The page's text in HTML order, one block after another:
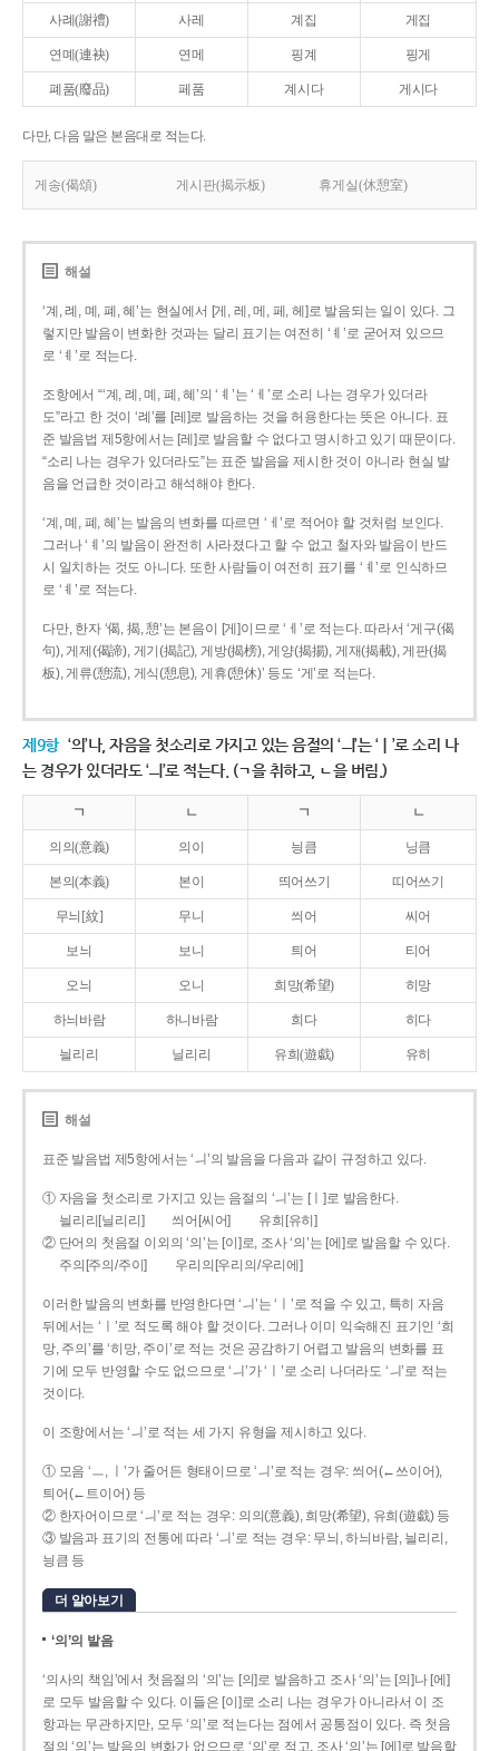
사례(謝禮) 사레 계집 게집
연몌(連袂) 연메 핑계 핑게
폐품(廢品) 페품 계시다 게시다
다만, 다음 말은 본음대로 적는다.
게송(偈頌) 게시판(揭示板) 휴게실(休憩室)
해설
‘계, 례, 몌, 폐, 혜’는 현실에서 [게, 레, 메, 페, 헤]로 발음되는 일이 있다. 그
렇지만 발음이 변화한 것과는 달리 표기는 여전히 ‘ㅖ’로 굳어져 있으므
로 ‘ㅖ’로 적는다.
조항에서 “‘계, 례, 몌, 폐, 혜’의 ‘ㅖ’는 ‘ㅔ’로 소리 나는 경우가 있더라
도”라고 한 것이 ‘례’를 [레]로 발음하는 것을 허용한다는 뜻은 아니다. 표
준 발음법 제5항에서는 [레]로 발음할 수 없다고 명시하고 있기 때문이다.
“소리 나는 경우가 있더라도”는 표준 발음을 제시한 것이 아니라 현실 발
음을 언급한 것이라고 해석해야 한다.
‘계, 몌, 폐, 혜’는 발음의 변화를 따르면 ‘ㅔ’로 적어야 할 것처럼 보인다.
그러나 ‘ㅖ’의 발음이 완전히 사라졌다고 할 수 없고 철자와 발음이 반드
시 일치하는 것도 아니다. 또한 사람들이 여전히 표기를 ‘ㅖ’로 인식하므
로 ‘ㅖ’로 적는다.
다만, 한자 ‘偈, 揭, 憩’는 본음이 [게]이므로 ‘ㅔ’로 적는다. 따라서 ‘게구(偈
句), 게제(偈諦), 게기(揭記), 게방(揭榜), 게양(揭揚), 게재(揭載), 게판(揭
板), 게류(憩流), 게식(憩息), 게휴(憩休)’ 등도 ‘게’로 적는다.
제9항 ‘의’나, 자음을 첫소리로 가지고 있는 음절의 ‘ㅢ’는 ‘ㅣ’로 소리 나
는 경우가 있더라도 ‘ㅢ’로 적는다. (ㄱ을 취하고, ㄴ을 버림.)
ㄱ ㄴ ㄱ ㄴ
의의(意義) 의이 닁큼 닝큼
본의(本義) 본이 띄어쓰기 띠어쓰기
무늬[紋] 무니 씌어 씨어
보늬 보니 틔어 티어
오늬 오니 희망(希望) 히망
하늬바람 하니바람 희다 히다
늴리리 닐리리 유희(遊戱) 유히
해설
표준 발음법 제5항에서는 ‘ㅢ’의 발음을 다음과 같이 규정하고 있다.
① 자음을 첫소리로 가지고 있는 음절의 ‘ㅢ’는 [ㅣ]로 발음한다.
늴리리[닐리리]
씌어[씨어]
유희[유히]
② 단어의 첫음절 이외의 ‘의’는 [이]로, 조사 ‘의’는 [에]로 발음할 수 있다.
주의[주의/주이]
우리의[우리의/우리에]
이러한 발음의 변화를 반영한다면 ‘ㅢ’는 ‘ㅣ’로 적을 수 있고, 특히 자음
뒤에서는 ‘ㅣ’로 적도록 해야 할 것이다. 그러나 이미 익숙해진 표기인 ‘희
망, 주의’를 ‘히망, 주이’로 적는 것은 공감하기 어렵고 발음의 변화를 표
기에 모두 반영할 수도 없으므로 ‘ㅢ’가 ‘ㅣ’로 소리 나더라도 ‘ㅢ’로 적는
것이다.
이 조항에서는 ‘ㅢ’로 적는 세 가지 유형을 제시하고 있다.
① 모음 ‘ㅡ, ㅣ’가 줄어든 형태이므로 ‘ㅢ’로 적는 경우: 씌어(←쓰이어),
틔어(←트이어) 등
② 한자어이므로 ‘ㅢ’로 적는 경우: 의의(意義), 희망(希望), 유희(遊戱) 등
③ 발음과 표기의 전통에 따라 ‘ㅢ’로 적는 경우: 무늬, 하늬바람, 늴리리,
닁큼 등
더 알아보기
‘의’의 발음
‘의사의 책임’에서 첫음절의 ‘의’는 [의]로 발음하고 조사 ‘의’는 [의]나 [에]
로 모두 발음할 수 있다. 이들은 [이]로 소리 나는 경우가 아니라서 이 조
항과는 무관하지만, 모두 ‘의’로 적는다는 점에서 공통점이 있다. 즉 첫음
절의 ‘의’는 발음의 변화가 없으므로 ‘의’로 적고, 조사 ‘의’는 [에]로 발음할